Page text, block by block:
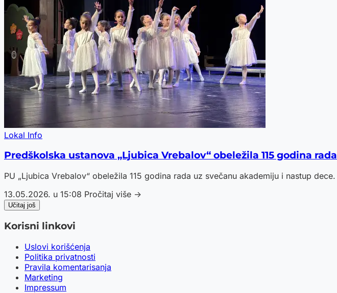
Lokal Info
Predškolska ustanova „Ljubica Vrebalov“ obeležila 115 godina rada
PU „Ljubica Vrebalov“ obeležila 115 godina rada uz svečanu akademiju i nastup dece.
13.05.2026. u 15:08 Pročitaj više →
Učitaj još
Korisni linkovi
Uslovi korišćenja
Politika privatnosti
Pravila komentarisanja
Marketing
Impressum